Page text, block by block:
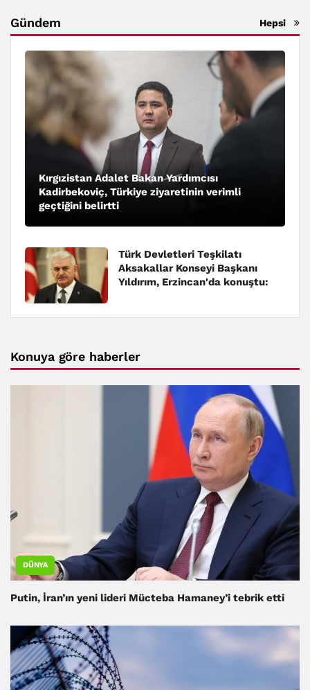
Gündem Hepsi
Kırgızistan Adalet Bakan Yardımcısı
Kadirbekoviç, Türkiye ziyaretinin verimli
geçtiğini belirtti
Türk Devletleri Teşkilatı
Aksakallar Konseyi Başkanı
Yıldırım, Erzincan'da konuştu:
Konuya göre haberler
DÜNYA
Putin, İran’ın yeni lideri Mücteba Hamaney’i tebrik etti